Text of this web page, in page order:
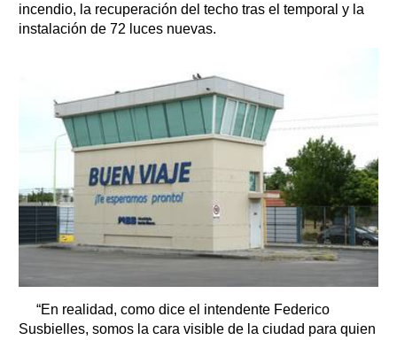
incendio, la recuperación del techo tras el temporal y la
instalación de 72 luces nuevas.
“En realidad, como dice el intendente Federico
Susbielles, somos la cara visible de la ciudad para quien